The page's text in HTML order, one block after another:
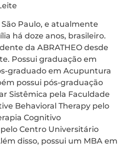
São Paulo, e atualmente
há doze anos, brasileiro.
da ABRATHEO desde
Possui graduação em
graduado em Acupuntura
possui pós-graduação
Sistêmica pela Faculdade
Behavioral Therapy pelo
Cognitivo
Centro Universitário
disso, possui um MBA em